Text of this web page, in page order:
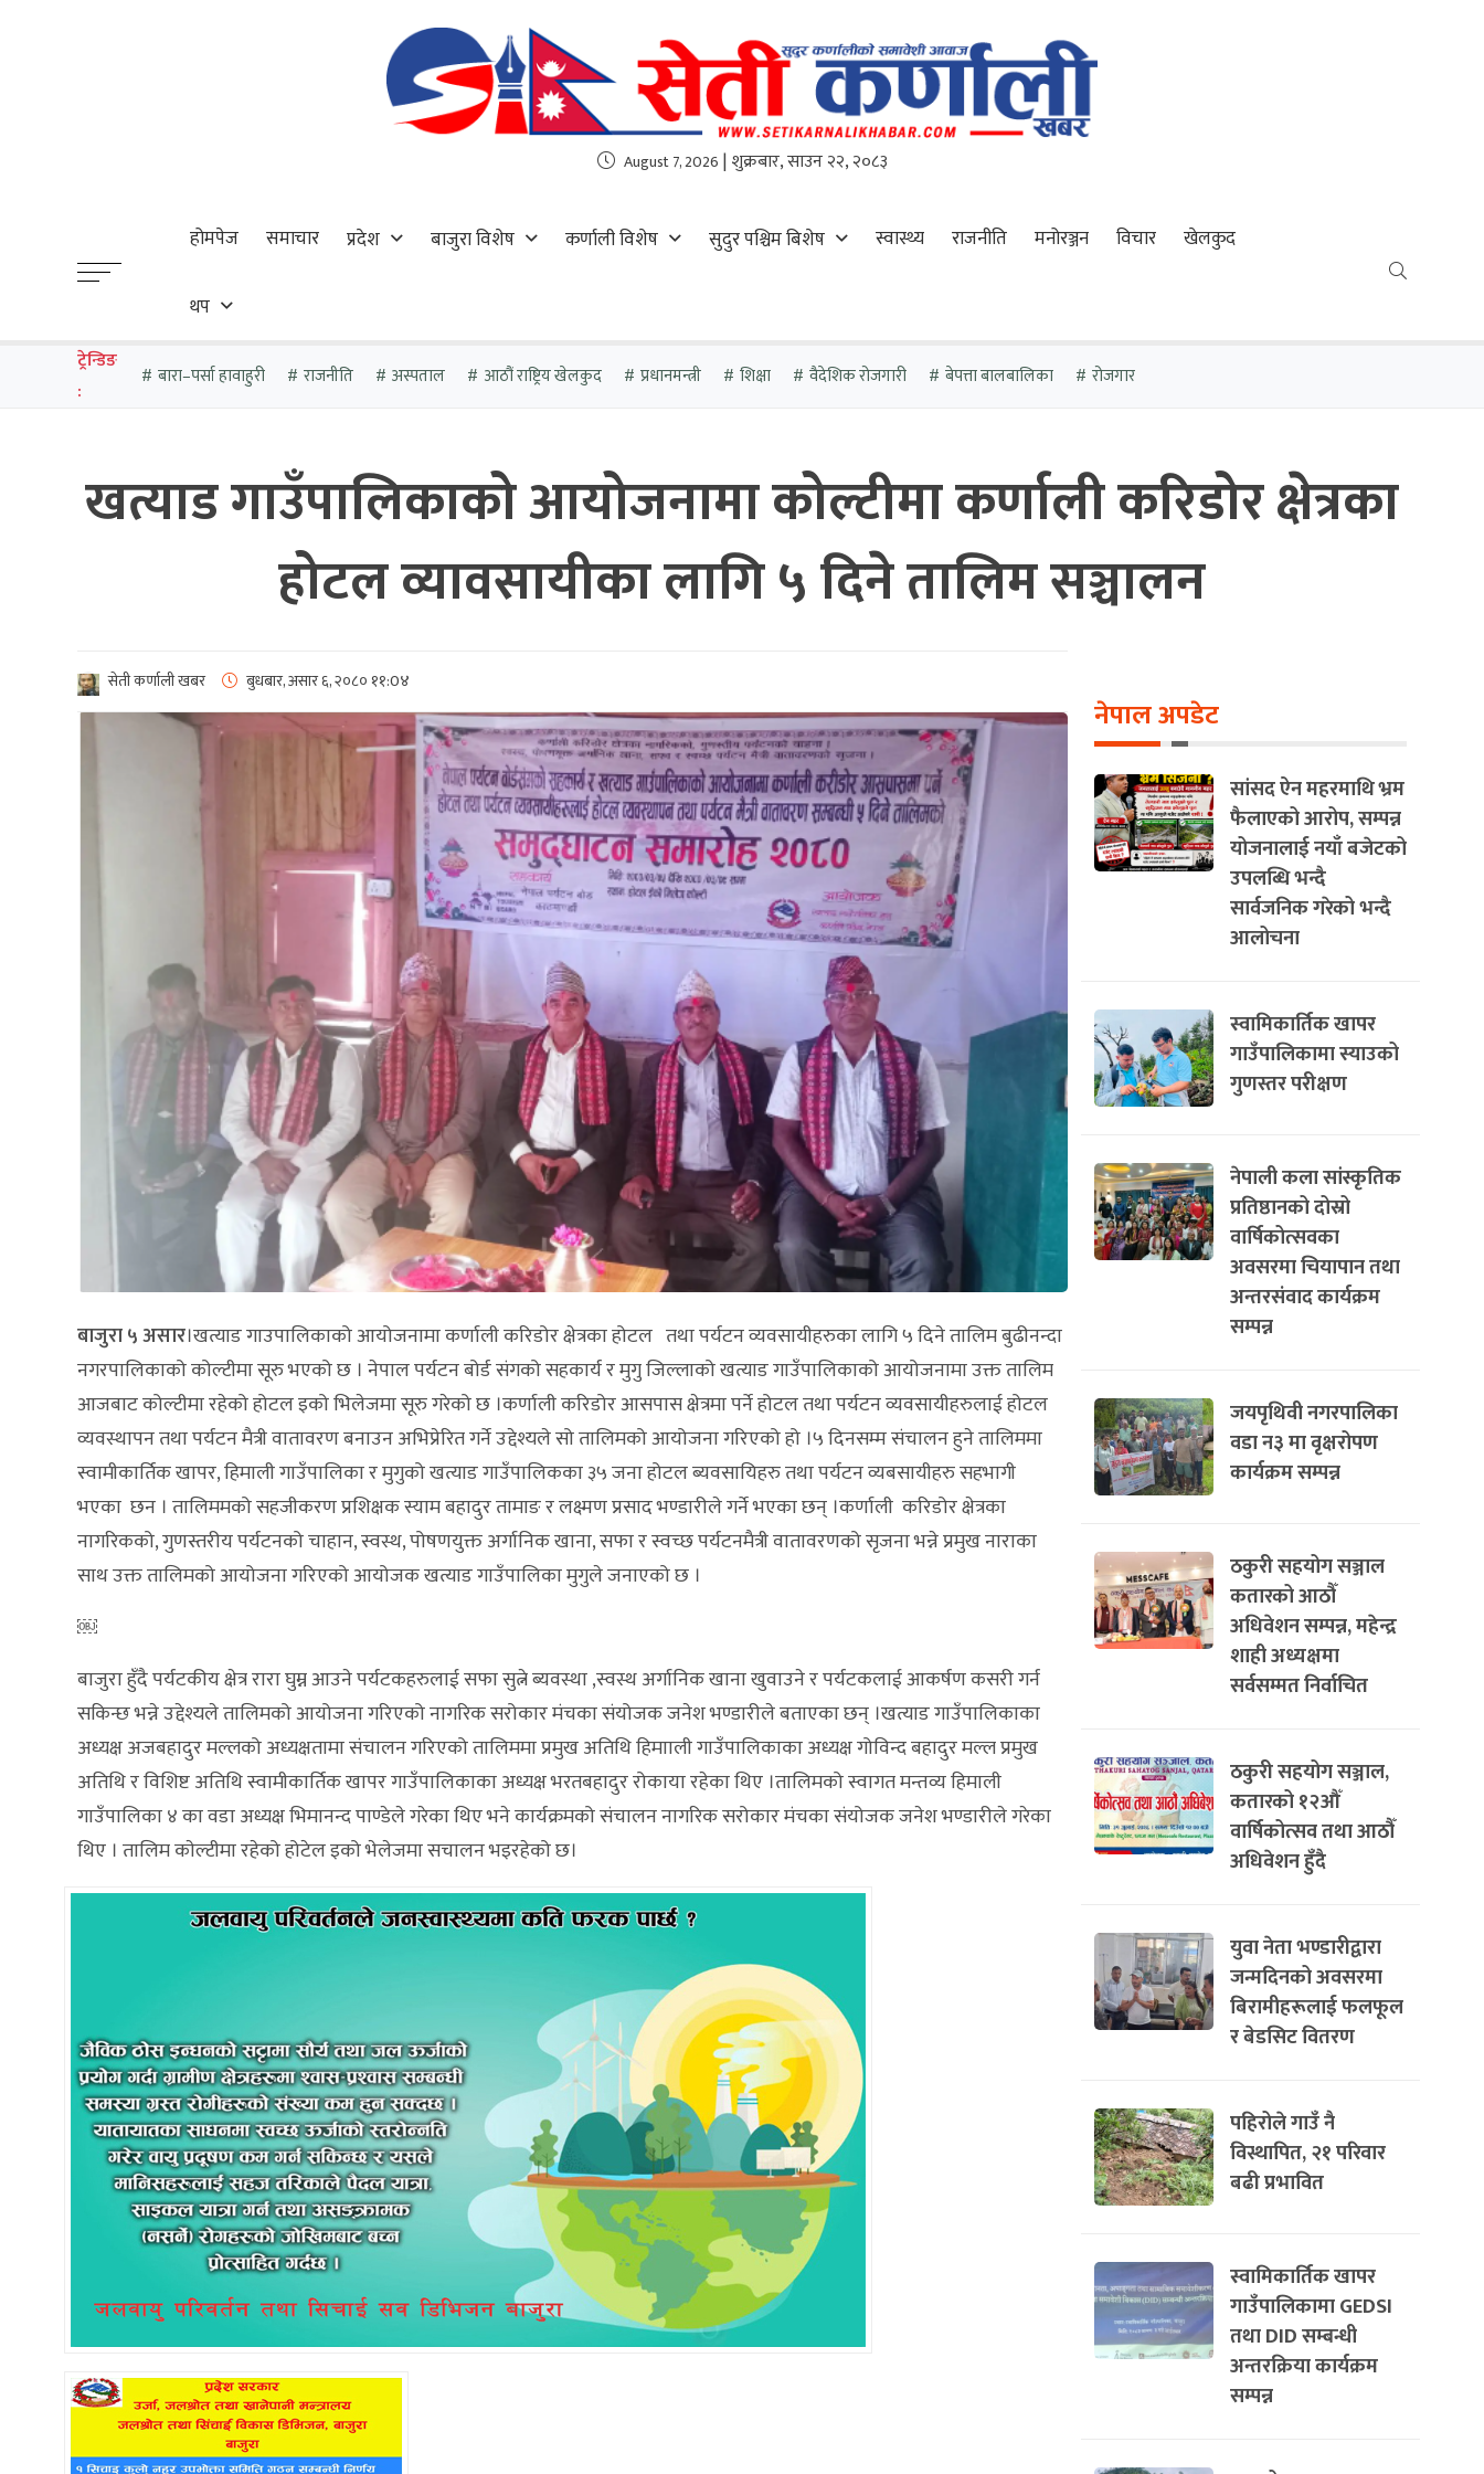
August 7, 2026 | शुक्रबार, साउन २२, २०८३
होमपेज समाचार प्रदेश बाजुरा विशेष कर्णाली विशेष सुदुर पश्चिम बिशेष स्वास्थ्य राजनीति मनोरञ्जन विचार खेलकुद
थप
ट्रेन्डिङ
:
बारा–पर्सा हावाहुरी राजनीति अस्पताल आठौं राष्ट्रिय खेलकुद प्रधानमन्त्री शिक्षा वैदेशिक रोजगारी बेपत्ता बालबालिका रोजगार
खत्याड गाउँपालिकाको आयोजनामा कोल्टीमा कर्णाली करिडोर क्षेत्रका
होटल व्यावसायीका लागि ५ दिने तालिम सञ्चालन
सेती कर्णाली खबर बुधबार, असार ६, २०८० ११:0४
बाजुरा ५ असार।खत्याड गाउपालिकाको आयोजनामा कर्णाली करिडोर क्षेत्रका होटल तथा पर्यटन व्यवसायीहरुका लागि ५ दिने तालिम बुढीनन्दा
नगरपालिकाको कोल्टीमा सूरु भएको छ । नेपाल पर्यटन बोर्ड संगको सहकार्य र मुगु जिल्लाको खत्याड गाउँपालिकाको आयोजनामा उक्त तालिम
आजबाट कोल्टीमा रहेको होटल इको भिलेजमा सूरु गरेको छ ।कर्णाली करिडोर आसपास क्षेत्रमा पर्ने होटल तथा पर्यटन व्यवसायीहरुलाई होटल
व्यवस्थापन तथा पर्यटन मैत्री वातावरण बनाउन अभिप्रेरित गर्ने उद्देश्यले सो तालिमको आयोजना गरिएको हो ।५ दिनसम्म संचालन हुने तालिममा
स्वामीकार्तिक खापर, हिमाली गाउँपालिका र मुगुको खत्याड गाउँपालिकका ३५ जना होटल ब्यवसायिहरु तथा पर्यटन व्यबसायीहरु सहभागी
भएका छन । तालिममको सहजीकरण प्रशिक्षक स्याम बहादुर तामाङ र लक्ष्मण प्रसाद भण्डारीले गर्ने भएका छन् ।कर्णाली करिडोर क्षेत्रका
नागरिकको, गुणस्तरीय पर्यटनको चाहान, स्वस्थ, पोषणयुक्त अर्गानिक खाना, सफा र स्वच्छ पर्यटनमैत्री वातावरणको सृजना भन्ने प्रमुख नाराका
साथ उक्त तालिमको आयोजना गरिएको आयोजक खत्याड गाउँपालिका मुगुले जनाएको छ ।
￼
बाजुरा हुँदै पर्यटकीय क्षेत्र रारा घुम्न आउने पर्यटकहरुलाई सफा सुत्ने ब्यवस्था ,स्वस्थ अर्गानिक खाना खुवाउने र पर्यटकलाई आकर्षण कसरी गर्न
सकिन्छ भन्ने उद्देश्यले तालिमको आयोजना गरिएको नागरिक सरोकार मंचका संयोजक जनेश भण्डारीले बताएका छन् ।खत्याड गाउँपालिकाका
अध्यक्ष अजबहादुर मल्लको अध्यक्षतामा संचालन गरिएको तालिममा प्रमुख अतिथि हिमााली गाउँपालिकाका अध्यक्ष गोविन्द बहादुर मल्ल प्रमुख
अतिथि र विशिष्ट अतिथि स्वामीकार्तिक खापर गाउँपालिकाका अध्यक्ष भरतबहादुर रोकाया रहेका थिए ।तालिमको स्वागत मन्तव्य हिमाली
गाउँपालिका ४ का वडा अध्यक्ष भिमानन्द पाण्डेले गरेका थिए भने कार्यक्रमको संचालन नागरिक सरोकार मंचका संयोजक जनेश भण्डारीले गरेका
थिए । तालिम काेल्टीमा रहेको होटेल इको भेलेजमा स‌चालन भइरहेको छ।
नेपाल अपडेट
सांसद ऐन महरमाथि भ्रम
फैलाएको आरोप, सम्पन्न
योजनालाई नयाँ बजेटको
उपलब्धि भन्दै
सार्वजनिक गरेको भन्दै
आलोचना
स्वामिकार्तिक खापर
गाउँपालिकामा स्याउको
गुणस्तर परीक्षण
नेपाली कला सांस्कृतिक
प्रतिष्ठानको दोस्रो
वार्षिकोत्सवका
अवसरमा चियापान तथा
अन्तरसंवाद कार्यक्रम
सम्पन्न
जयपृथिवी नगरपालिका
वडा न३ मा वृक्षरोपण
कार्यक्रम सम्पन्न
ठकुरी सहयोग सञ्जाल
कतारको आठौँ
अधिवेशन सम्पन्न, महेन्द्र
शाही अध्यक्षमा
सर्वसम्मत निर्वाचित
ठकुरी सहयोग सञ्जाल,
कतारको १२औँ
वार्षिकोत्सव तथा आठौँ
अधिवेशन हुँदै
युवा नेता भण्डारीद्वारा
जन्मदिनको अवसरमा
बिरामीहरूलाई फलफूल
र बेडसिट वितरण
पहिरोले गाउँ नै
विस्थापित, २१ परिवार
बढी प्रभावित
स्वामिकार्तिक खापर
गाउँपालिकामा GEDSI
तथा DID सम्बन्धी
अन्तरक्रिया कार्यक्रम
सम्पन्न